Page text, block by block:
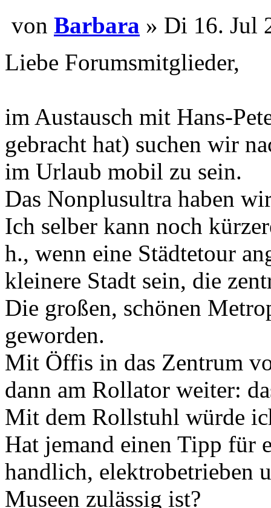
von Barbara » Di 16. Jul
Liebe Forumsmitglieder,
im Austausch mit Hans-
gebracht hat) suchen wir
im Urlaub mobil zu sein.
Das Nonplusultra haben
Ich selber kann noch
h., wenn eine Städtetour
kleinere Stadt sein, die
Die großen, schönen
geworden.
Mit Öffis in das Zentrum
dann am Rollator weiter:
Mit dem Rollstuhl würde
Hat jemand einen Tipp für
handlich, elektrobetrieben
Museen zulässig ist?